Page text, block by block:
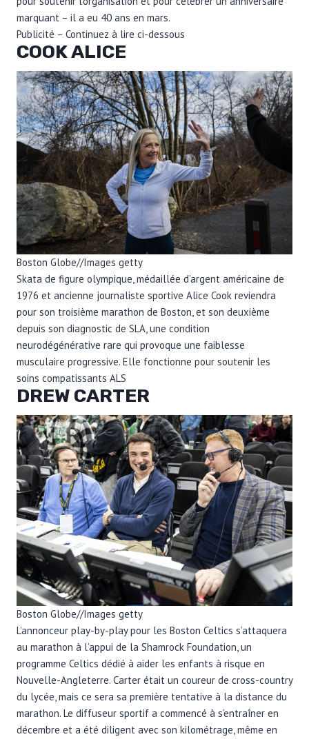
marquant – il a eu 40 ans en mars.
Publicité – Continuez à lire ci-dessous
COOK ALICE
Boston Globe//Images getty
Skata de figure olympique, médaillée d’argent américaine de
1976 et ancienne journaliste sportive Alice Cook reviendra
pour son troisième marathon de Boston, et son deuxième
depuis son diagnostic de SLA, une condition
neurodégénérative rare qui provoque une faiblesse
musculaire progressive. Elle fonctionne pour soutenir les
soins compatissants ALS
DREW CARTER
Boston Globe//Images getty
L’annonceur play-by-play pour les Boston Celtics s’attaquera
au marathon à l’appui de la Shamrock Foundation, un
programme Celtics dédié à aider les enfants à risque en
Nouvelle-Angleterre. Carter était un coureur de cross-country
du lycée, mais ce sera sa première tentative à la distance du
marathon. Le diffuseur sportif a commencé à s’entraîner en
décembre et a été diligent avec son kilométrage, même en